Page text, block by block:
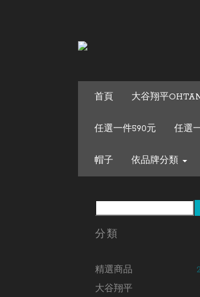
首頁 大谷翔平
任選一件590元 任選
帽子 依品牌分類
分類
精選商品
大谷翔平